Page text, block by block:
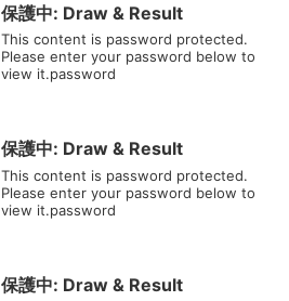
保護中: Draw & Result
This content is password protected.
Please enter your password below to
view it.password
保護中: Draw & Result
This content is password protected.
Please enter your password below to
view it.password
保護中: Draw & Result